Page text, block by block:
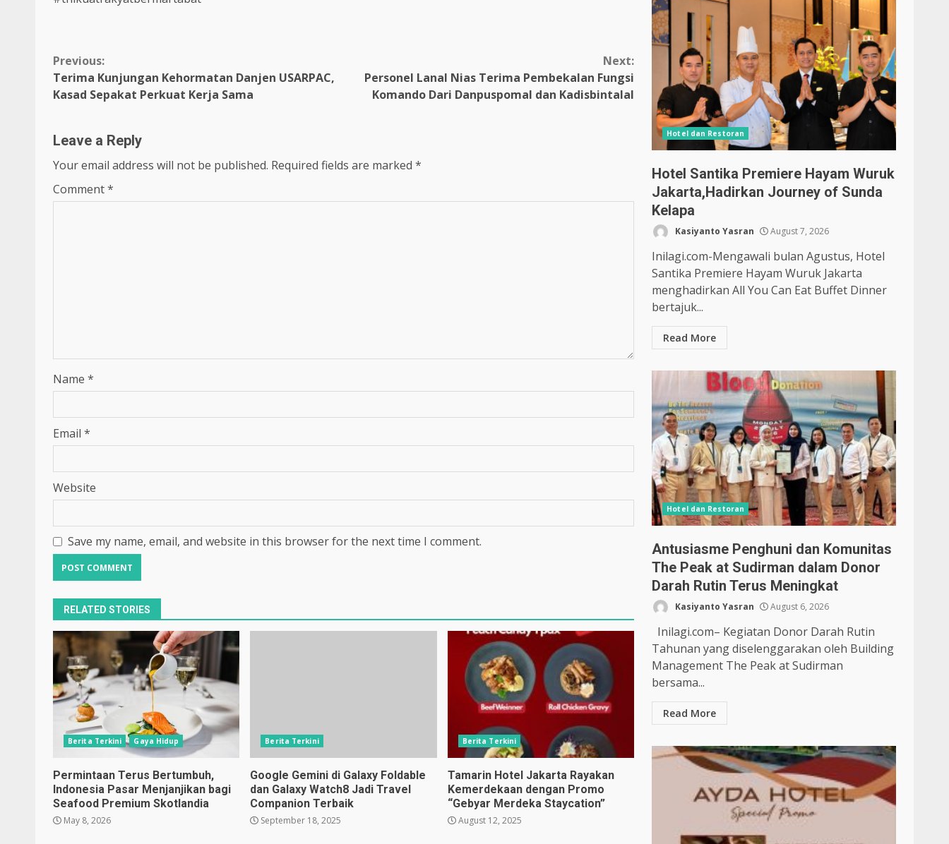
Continue
Reading
Previous:
Terima Kunjungan Kehormatan Danjen USARPAC,
Kasad Sepakat Perkuat Kerja Sama
Next:
Personel Lanal Nias Terima Pembekalan Fungsi
Komando Dari Danpuspomal dan Kadisbintalal
Leave a Reply
Your email address will not be published. Required fields are marked *
Comment*
Name *
Email *
Website
Save my name, email, and website in this browser for the next time I comment.
RELATED STORIES
Berita Terkini Gaya Hidup
Permintaan Terus Bertumbuh,
Indonesia Pasar Menjanjikan bagi
Seafood Premium Skotlandia
May 8, 2026
Berita Terkini
Google Gemini di Galaxy Foldable
dan Galaxy Watch8 Jadi Travel
Companion Terbaik
September 18, 2025
Berita Terkini
Tamarin Hotel Jakarta Rayakan
Kemerdekaan dengan Promo
“Gebyar Merdeka Staycation”
August 12, 2025
Hotel dan Restoran
Hotel Santika Premiere Hayam Wuruk
Jakarta,Hadirkan Journey of Sunda
Kelapa
Kasiyanto Yasran August 7, 2026
Inilagi.com-Mengawali bulan Agustus, Hotel
Santika Premiere Hayam Wuruk Jakarta
menghadirkan All You Can Eat Buffet Dinner
bertajuk...
Read More
Hotel dan Restoran
Antusiasme Penghuni dan Komunitas
The Peak at Sudirman dalam Donor
Darah Rutin Terus Meningkat
Kasiyanto Yasran August 6, 2026
Inilagi.com– Kegiatan Donor Darah Rutin
Tahunan yang diselenggarakan oleh Building
Management The Peak at Sudirman
bersama...
Read More